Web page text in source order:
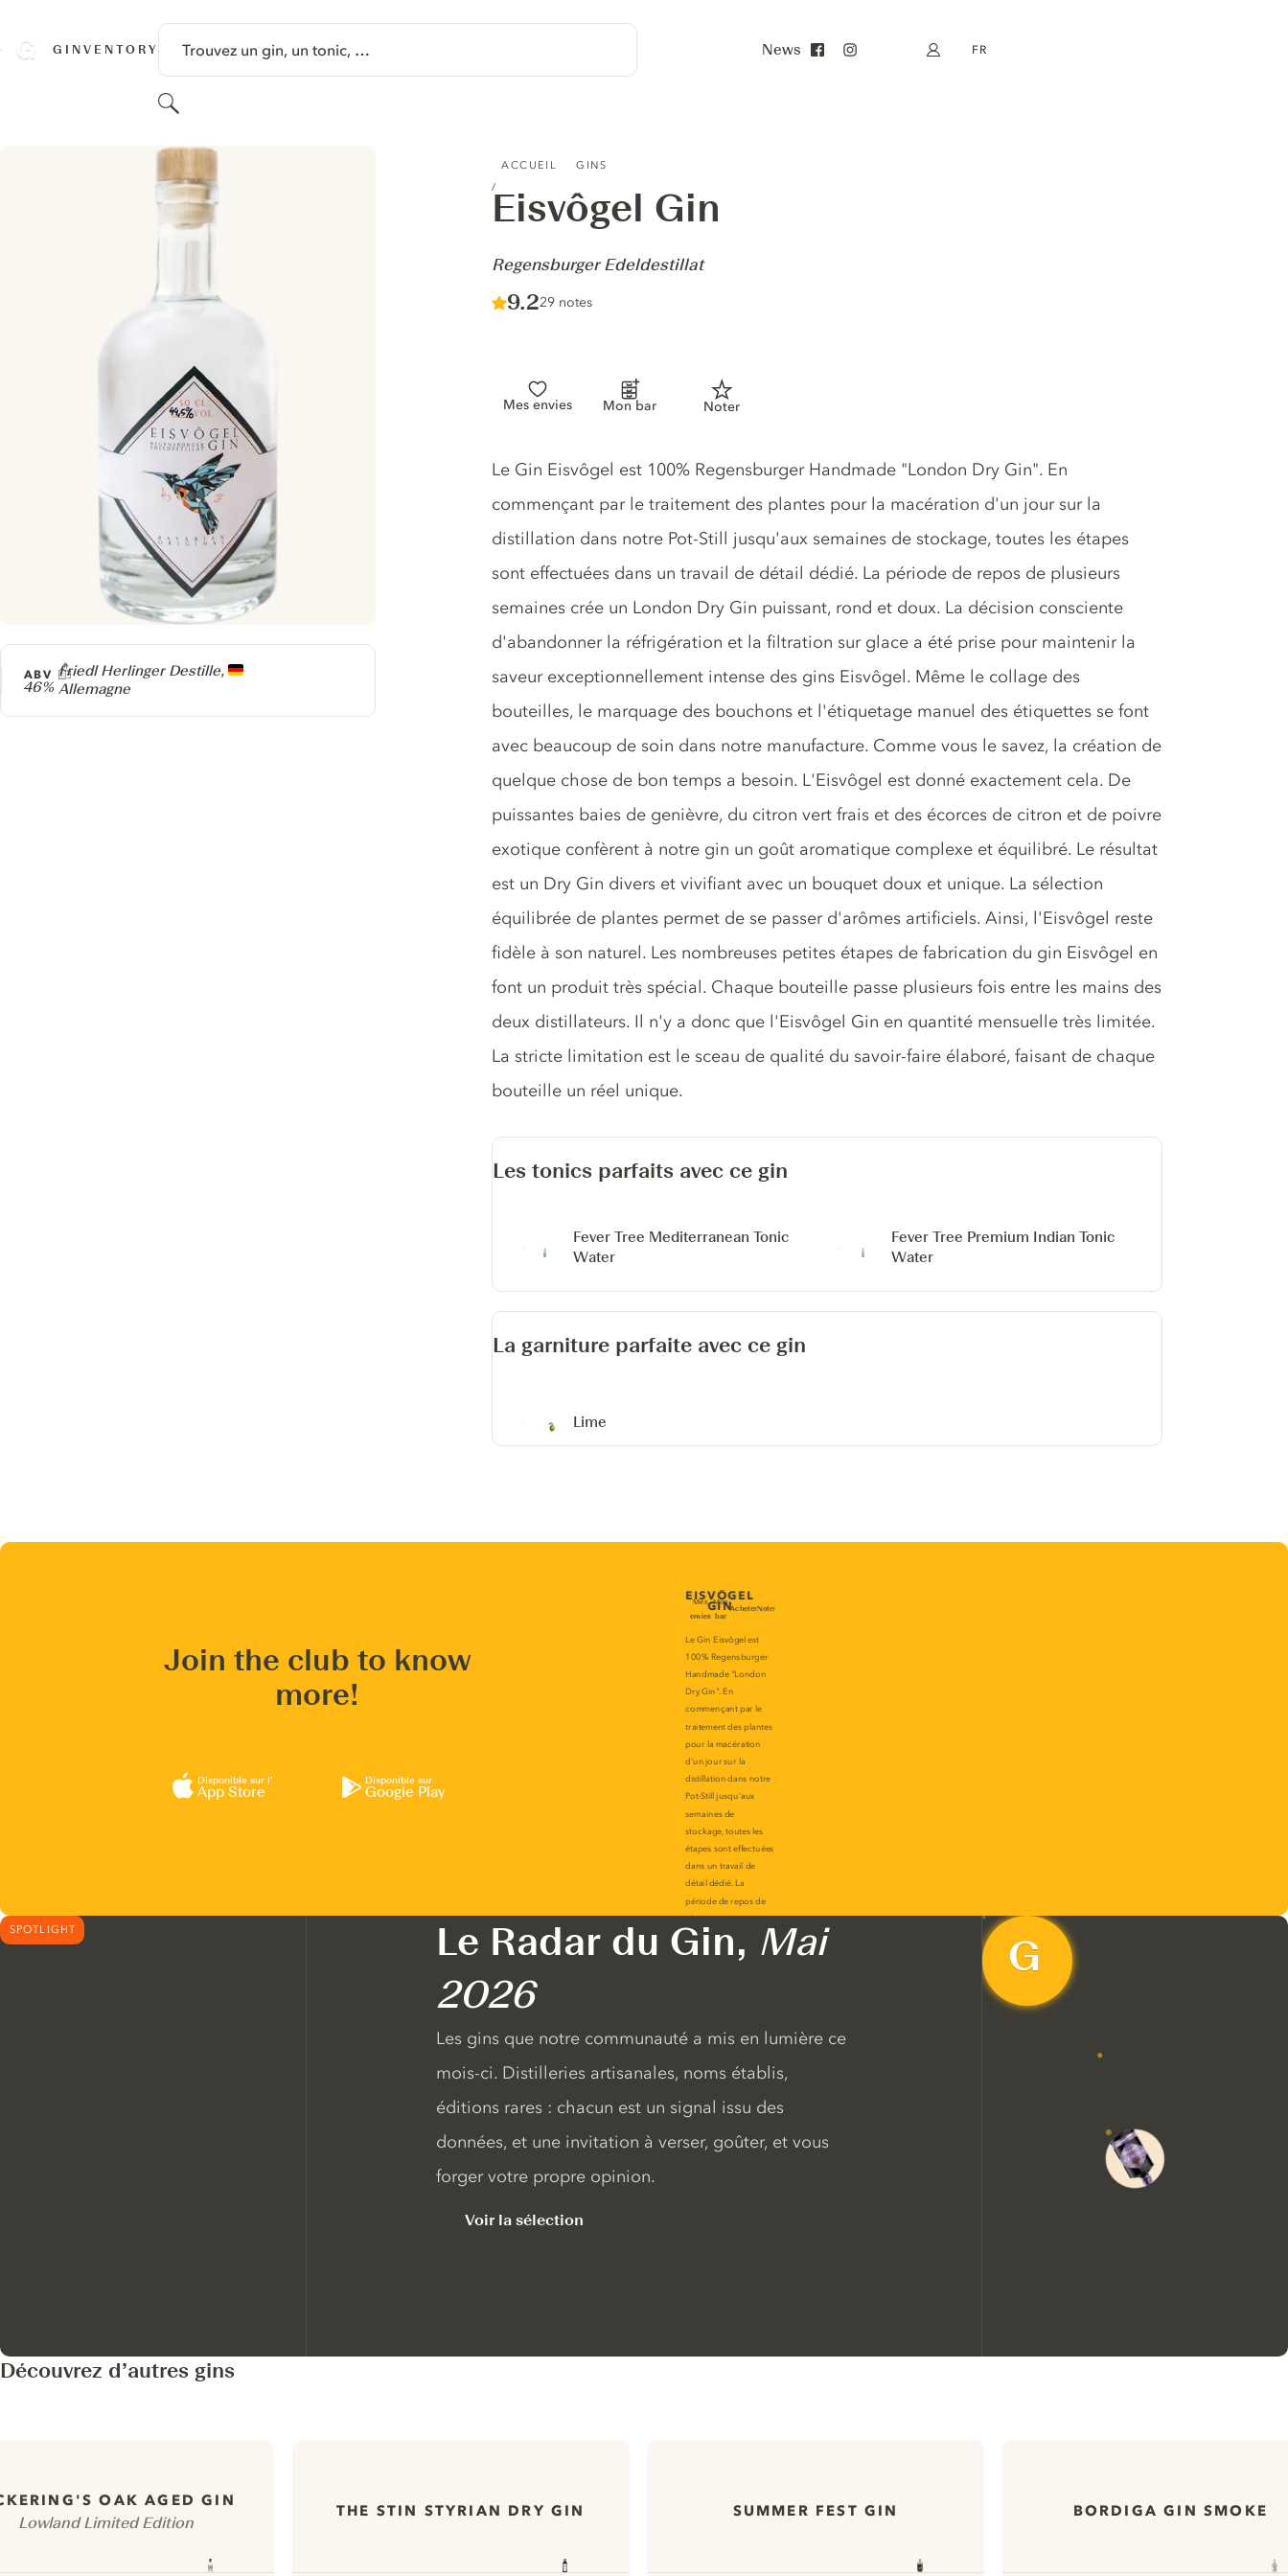
GINVENTORY Trouvez un gin, un tonic, …
Rechercher
News Mon compte
FR
ACCUEIL GINS
Eisvôgel Gin
-
Regensburger Edeldestillat
Score :
9.2/ 10
29 notes
Mes envies Mon bar Noter
Producteur
Friedl Herlinger Destille,
Allemagne
ABV
46%
Description du gin
Le Gin Eisvôgel est 100% Regensburger Handmade "London Dry Gin". En
commençant par le traitement des plantes pour la macération d'un jour sur la
distillation dans notre Pot-Still jusqu'aux semaines de stockage, toutes les étapes
sont effectuées dans un travail de détail dédié. La période de repos de plusieurs
semaines crée un London Dry Gin puissant, rond et doux. La décision consciente
d'abandonner la réfrigération et la filtration sur glace a été prise pour maintenir la
saveur exceptionnellement intense des gins Eisvôgel. Même le collage des
bouteilles, le marquage des bouchons et l'étiquetage manuel des étiquettes se font
avec beaucoup de soin dans notre manufacture. Comme vous le savez, la création de
quelque chose de bon temps a besoin. L'Eisvôgel est donné exactement cela. De
puissantes baies de genièvre, du citron vert frais et des écorces de citron et de poivre
exotique confèrent à notre gin un goût aromatique complexe et équilibré. Le résultat
est un Dry Gin divers et vivifiant avec un bouquet doux et unique. La sélection
équilibrée de plantes permet de se passer d'arômes artificiels. Ainsi, l'Eisvôgel reste
fidèle à son naturel. Les nombreuses petites étapes de fabrication du gin Eisvôgel en
font un produit très spécial. Chaque bouteille passe plusieurs fois entre les mains des
deux distillateurs. Il n'y a donc que l'Eisvôgel Gin en quantité mensuelle très limitée.
La stricte limitation est le sceau de qualité du savoir-faire élaboré, faisant de chaque
bouteille un réel unique.
Les tonics parfaits avec ce gin
Fever Tree Mediterranean Tonic
Water
Fever Tree Premium Indian Tonic
Water
La garniture parfaite avec ce gin
Lime
Join the club to know
more!
Disponible sur l’
App Store
Disponible sur
Google Play
SPOTLIGHT Le Radar du Gin, Mai
2026
Les gins que notre communauté a mis en lumière ce
mois-ci. Distilleries artisanales, noms établis,
éditions rares : chacun est un signal issu des
données, et une invitation à verser, goûter, et vous
forger votre propre opinion.
Voir la sélection
Découvrez d’autres gins
OAK AGED GIN
Lowland Limited Edition
THE STIN STYRIAN DRY GIN SUMMER FEST GIN BORDIGA GIN SMOKE